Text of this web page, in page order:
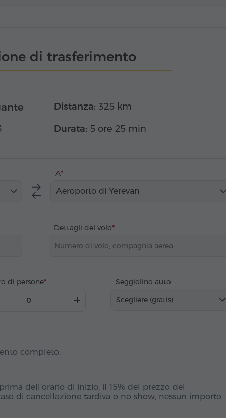
di trasferimento
Distanza: 325 km
Durata: 5 ore 25 min
A
Aeroporto di Yerevan
Dettagli del volo
di persone
Seggiolino auto
Scegliere (gratis)
completo.
dell'orario di inizio, il 15% del prezzo del
di cancellazione tardiva o no show, nessun importo